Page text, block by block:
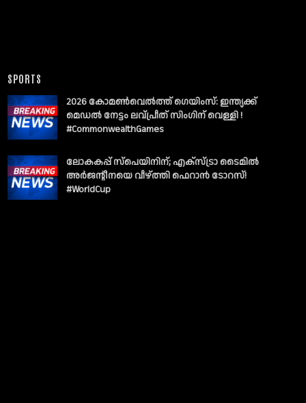
SPORTS
2026 കോമൺവെൽത്ത് ഗെയിംസ്: ഇന്ത്യക്ക്
മെഡൽ നേട്ടം ലവ്പ്രീത് സിംഗിന് വെള്ളി !
#CommonwealthGames
ലോകകപ്പ് സ്പെയിനിന്; എക്സ്ട്രാ ടൈമിൽ
അർജന്റീനയെ വീഴ്ത്തി ഫെറാൻ ടോറസ്!
#WorldCup